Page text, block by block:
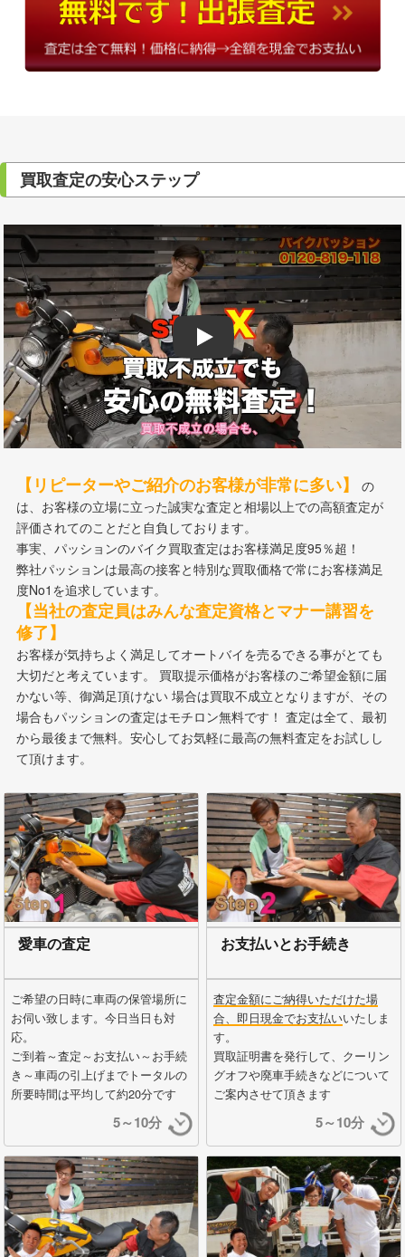
買取査定の安心ステップ
Play
【リピーターやご紹介のお客様が非常に多い】
は、お客様の立場に立った誠実な査定と相場以上での高額査定が
評価されてのことだと自負しております。
事実、パッションのバイク買取査定はお客様満足度95％超！
弊社パッションは最高の接客と特別な買取価格で常にお客様満足
度No1を追求しています。
【当社の査定員はみんな査定資格とマナー講習を
修了】
お客様が気持ちよく満足してオートバイを売るできる事がとても
大切だと考えています。 買取提示価格がお客様のご希望金額に届
かない等、御満足頂けない 場合は買取不成立となりますが、その
場合もパッションの査定はモチロン無料です！ 査定は全て、最初
から最後まで無料。安心してお気軽に最高の無料査定をお試しし
て頂けます。
愛車の査定
ご希望の日時に車両の保管場所に
お伺い致します。今日当日も対
応。
ご到着～査定～お支払い～お手続
き～車両の引上げまでトータルの
所要時間は平均して約20分です
5～10分
お支払いとお手続き
査定金額にご納得いただけた場
合、即日現金でお支払いいたしま
す。
買取証明書を発行して、クーリン
グオフや廃車手続きなどについて
ご案内させて頂きます
5～10分